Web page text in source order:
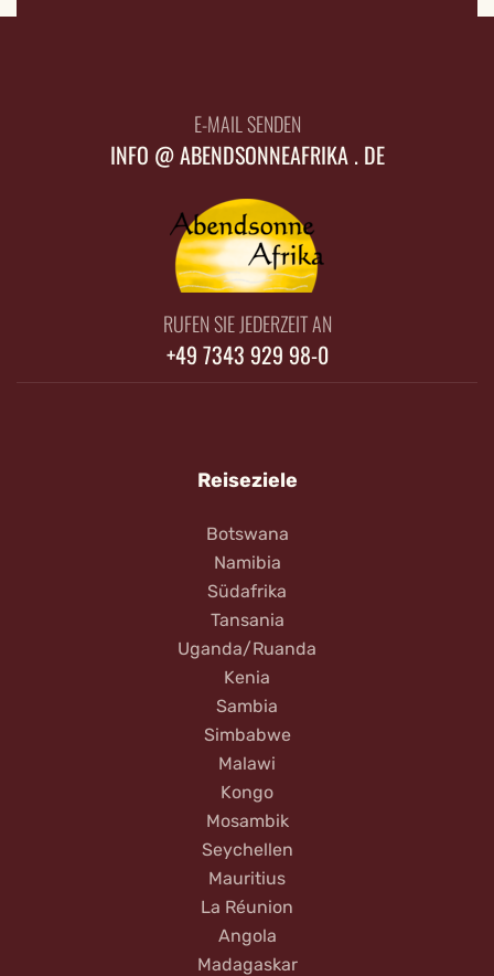
E-MAIL SENDEN
INFO @ ABENDSONNEAFRIKA . DE
RUFEN SIE JEDERZEIT AN
+49 7343 929 98-0
Reiseziele
Botswana
Namibia
Südafrika
Tansania
Uganda/Ruanda
Kenia
Sambia
Simbabwe
Malawi
Kongo
Mosambik
Seychellen
Mauritius
La Réunion
Angola
Madagaskar